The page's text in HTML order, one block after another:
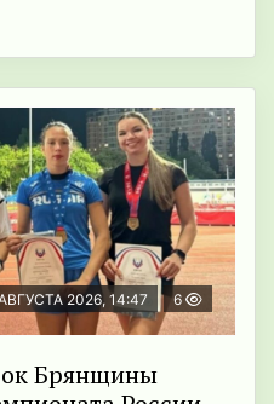
2026, 14:47 6
Брянщины